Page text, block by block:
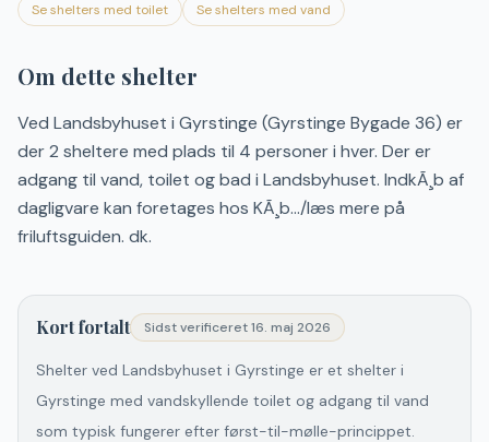
Se shelters med toilet Se shelters med vand
Om dette shelter
Ved Landsbyhuset i Gyrstinge (Gyrstinge Bygade 36) er
der 2 sheltere med plads til 4 personer i hver. Der er
adgang til vand, toilet og bad i Landsbyhuset. IndkÃ¸b af
dagligvare kan foretages hos KÃ¸b.../læs mere på
friluftsguiden. dk.
Kort fortalt Sidst verificeret16. maj 2026
Shelter ved Landsbyhuset i Gyrstinge er et shelter i
Gyrstinge med vandskyllende toilet og adgang til vand
som typisk fungerer efter først-til-mølle-princippet.